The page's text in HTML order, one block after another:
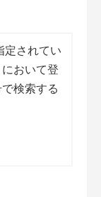
定されてい
おいて登
検索する